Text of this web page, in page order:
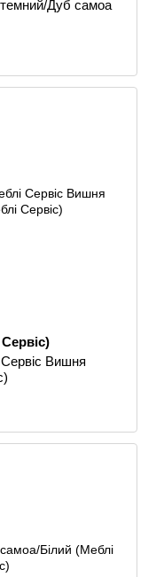
Дуб самоа
Вишня